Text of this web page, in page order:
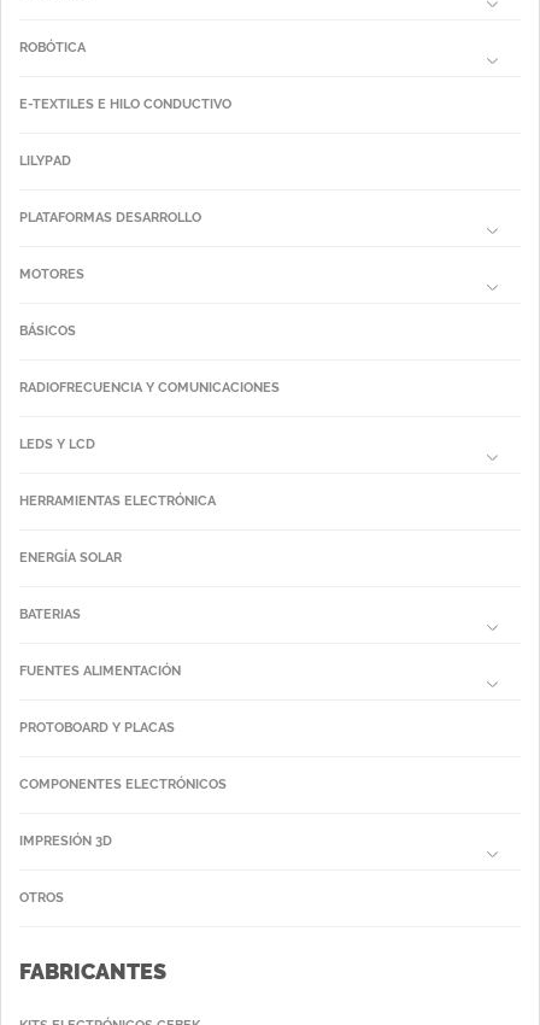
ROBÓTICA
E-TEXTILES E HILO CONDUCTIVO
LILYPAD
PLATAFORMAS DESARROLLO
MOTORES
BÁSICOS
RADIOFRECUENCIA Y COMUNICACIONES
LEDS Y LCD
HERRAMIENTAS ELECTRÓNICA
ENERGÍA SOLAR
BATERIAS
FUENTES ALIMENTACIÓN
PROTOBOARD Y PLACAS
COMPONENTES ELECTRÓNICOS
IMPRESIÓN 3D
OTROS
FABRICANTES